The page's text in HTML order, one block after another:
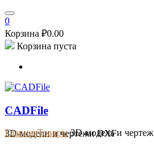
0
Корзина ₽0.00
Корзина пуста
CADFile
3D-модели и чертежи DXF
ГлавнаяТовары3D-модель и чертеж